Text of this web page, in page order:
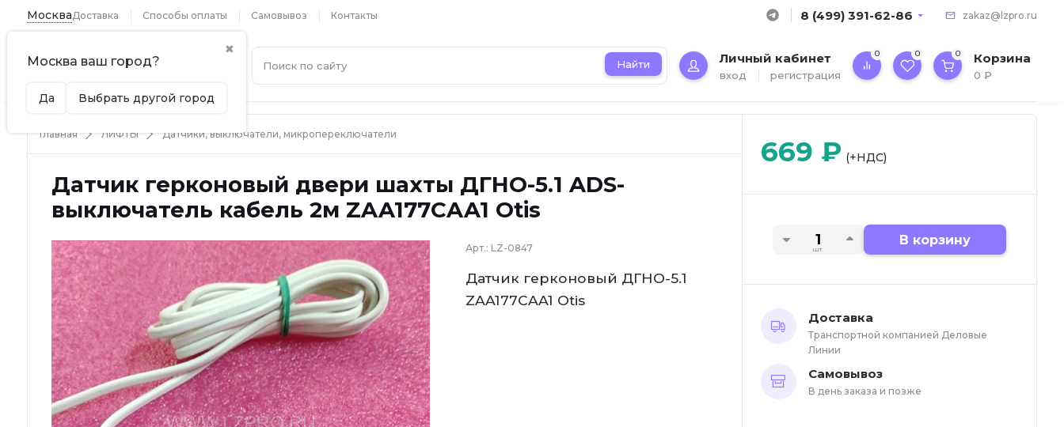
Москва
✖
Москва ваш город?
Да Выбрать другой город
Доставка Способы оплаты Самовывоз Контакты 8 (499) 391-62-86 zakaz@lzpro.ru
Найти Личный кабинет
вход регистрация
0 0 0 Корзина
0₽
Главная ЛИФТЫ Датчики, выключатели, микропереключатели
Датчик герконовый двери шахты ДГНО-5.1 ADS-
выключатель кабель 2м ZAA177CAA1 Otis
Арт.: LZ-0847
Датчик герконовый ДГНО-5.1
ZAA177CAA1 Otis
669 ₽ (+НДС)
шт.
В корзину
Доставка
Транспортной компанией Деловые
Линии
Самовывоз
В день заказа и позже